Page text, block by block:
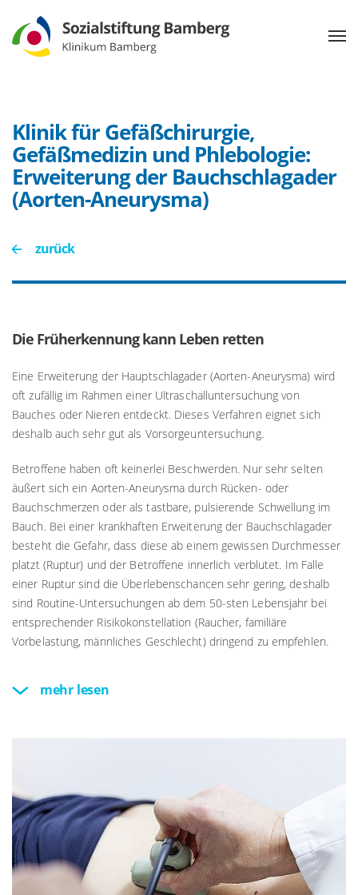
Klinik für Gefäßchirurgie,
Gefäßmedizin und Phlebologie:
Erweiterung der Bauchschlagader
(Aorten-Aneurysma)
zurück
Die Früherkennung kann Leben retten
Eine Erweiterung der Hauptschlagader (Aorten-Aneurysma) wird
oft zufällig im Rahmen einer Ultraschalluntersuchung von
Bauches oder Nieren entdeckt. Dieses Verfahren eignet sich
deshalb auch sehr gut als Vorsorgeuntersuchung.
Betroffene haben oft keinerlei Beschwerden. Nur sehr selten
äußert sich ein Aorten-Aneurysma durch Rücken- oder
Bauchschmerzen oder als tastbare, pulsierende Schwellung im
Bauch. Bei einer krankhaften Erweiterung der Bauchschlagader
besteht die Gefahr, dass diese ab einem gewissen Durchmesser
platzt (Ruptur) und der Betroffene innerlich verblutet. Im Falle
einer Ruptur sind die Überlebenschancen sehr gering, deshalb
sind Routine-Untersuchungen ab dem 50-sten Lebensjahr bei
entsprechender Risikokonstellation (Raucher, familiäre
Vorbelastung, männliches Geschlecht) dringend zu empfehlen.
mehr lesen